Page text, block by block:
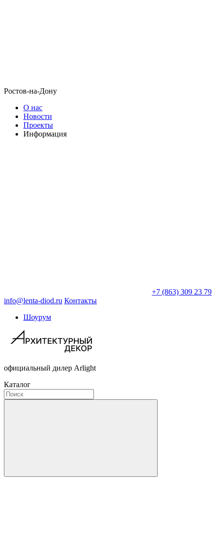
Ростов-на-Дону
О нас
Новости
Проекты
Информация
+7 (863) 309 23 79
info@lenta-diod.ru Контакты
Шоурум
официальный дилер Arlight
Каталог